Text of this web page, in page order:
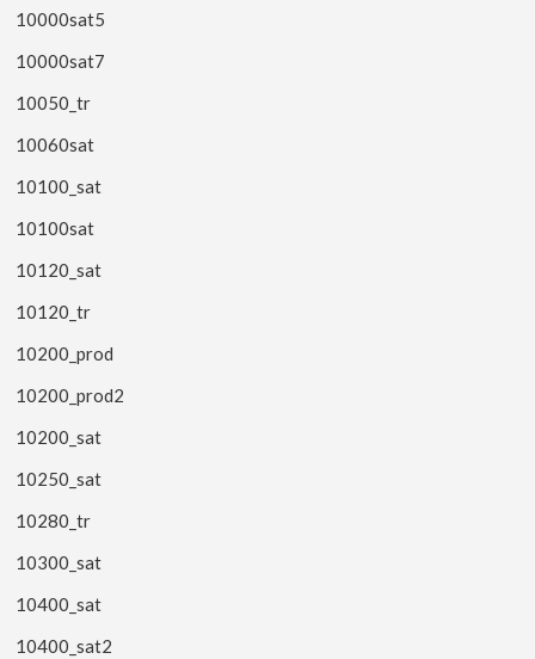
10000sat5
10000sat7
10050_tr
10060sat
10100_sat
10100sat
10120_sat
10120_tr
10200_prod
10200_prod2
10200_sat
10250_sat
10280_tr
10300_sat
10400_sat
10400_sat2